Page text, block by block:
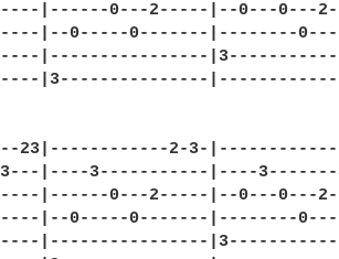
|------0---2-----|--0---0---
|--0-----0-------|--------
|----------------
|3---------------
23|------------2-3-
|----3-----------|----3-------
|------0---2-----|--0---0---
|--0-----0-------|--------
|----------------